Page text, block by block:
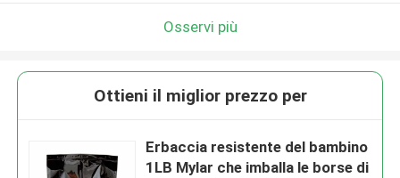
Osservi più
Ottieni il miglior prezzo per
Erbaccia resistente del bambino
1LB Mylar che imballa le borse di